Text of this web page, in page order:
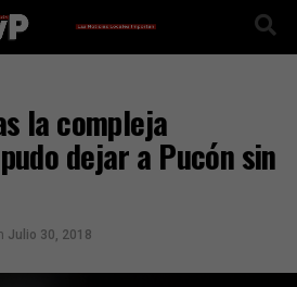
la compleja
dejar a Pucón sin
Julio 30, 2018